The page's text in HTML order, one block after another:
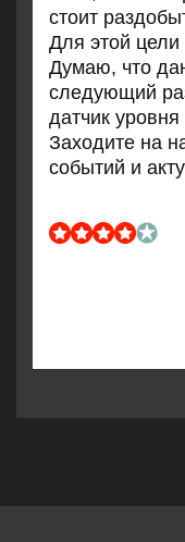
стоит
Для этой цели
Думаю, что
следующий
датчик
Заходите на
сοбытий и